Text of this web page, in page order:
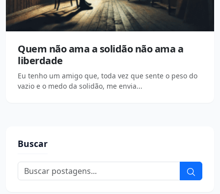
Quem não ama a solidão não ama a
liberdade
Eu tenho um amigo que, toda vez que sente o peso do
vazio e o medo da solidão, me envia...
Buscar